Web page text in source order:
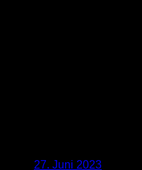
27. Juni 2023